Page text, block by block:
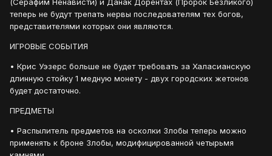
(Серафим Ненависти) и Данак Дорентах (Пророк Безликого)
теперь не будут трепать нервы последователям тех богов,
представителями которых они являются.
ИГРОВЫЕ СОБЫТИЯ
• Крис Уэзерс больше не будет требовать за Халасианскую
длинную стойку 1 медную монету - двух городских жетонов
будет достаточно.
ПРЕДМЕТЫ
• Распылитель предметов на осколки Злобы теперь можно
применять к броне Злобы, модифицированной четырьмя